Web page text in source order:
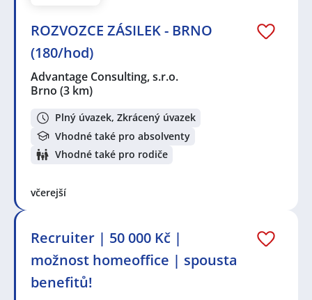
ROZVOZCE ZÁSILEK - BRNO
(180/hod)
Advantage Consulting, s.r.o.
Brno (3 km)
Plný úvazek, Zkrácený úvazek
Vhodné také pro absolventy
Vhodné také pro rodiče
včerejší
Recruiter | 50 000 Kč |
možnost homeoffice | spousta
benefitů!